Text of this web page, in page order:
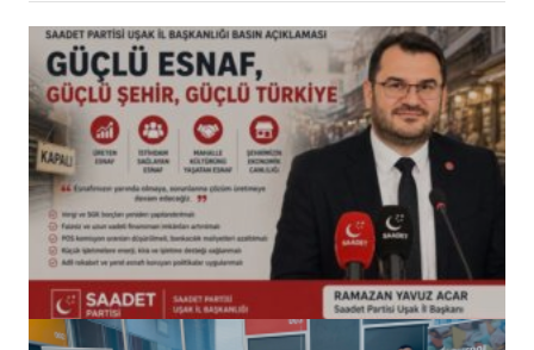
(başlıksız)
Alaattin Karahan tarafından 14/07/2026